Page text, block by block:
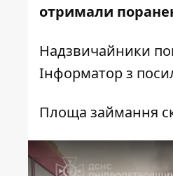
отримали
Надзвичайники
Інформатор з
Площа займання